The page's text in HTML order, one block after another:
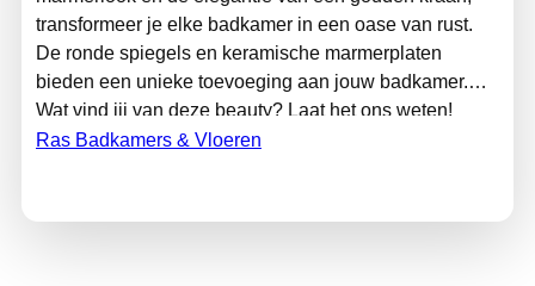
transformeer je elke badkamer in een oase van rust.
De ronde spiegels en keramische marmerplaten
bieden een unieke toevoeging aan jouw badkamer.
Wat vind jij van deze beauty? Laat het ons weten!
Ras Badkamers & Vloeren